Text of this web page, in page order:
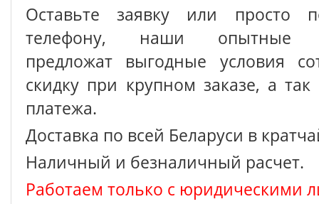
Оставьте заявку или просто
телефону, наши опытные
предложат выгодные условия
скидку при крупном заказе, а так
платежа.
Доставка по всей Беларуси в
Наличный и безналичный расчет.
Работаем только с юридическими